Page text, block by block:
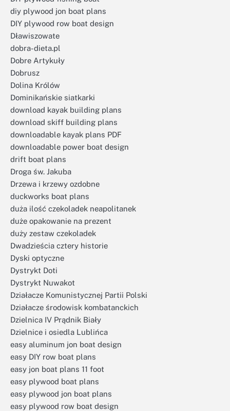
diy plywood jon boat plans
DIY plywood row boat design
Dławiszowate
dobra-dieta.pl
Dobre Artykuły
Dobrusz
Dolina Królów
Dominikańskie siatkarki
download kayak building plans
download skiff building plans
downloadable kayak plans PDF
downloadable power boat design
drift boat plans
Droga św. Jakuba
Drzewa i krzewy ozdobne
duckworks boat plans
duża ilość czekoladek neapolitanek
duże opakowanie na prezent
duży zestaw czekoladek
Dwadzieścia cztery historie
Dyski optyczne
Dystrykt Doti
Dystrykt Nuwakot
Działacze Komunistycznej Partii Polski
Działacze środowisk kombatanckich
Dzielnica IV Prądnik Biały
Dzielnice i osiedla Lublińca
easy aluminum jon boat design
easy DIY row boat plans
easy jon boat plans 11 foot
easy plywood boat plans
easy plywood jon boat plans
easy plywood row boat design